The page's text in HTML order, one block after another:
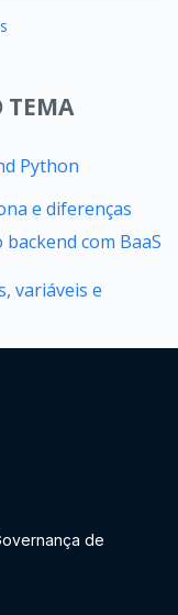
TEMA
Python
e diferenças
com BaaS
variáveis e
de